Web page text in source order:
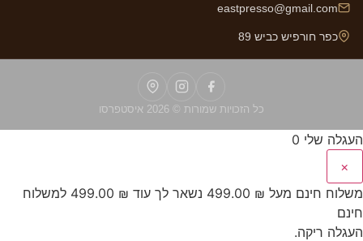
eastpresso@gmail.com
כפר חורפיש כביש 89
כל הזכויות שמורות © 2026 איסטפרסו
העגלה שלי 0
×
משלוח חינם מעל ₪ נשאר לך עוד ₪
למשלוח
חינם
העגלה ריקה.